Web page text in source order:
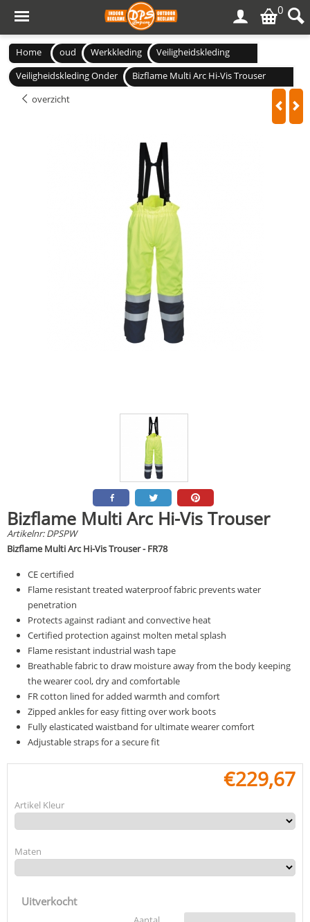
0
Home oud Werkkleding
Veiligheidskleding
Veiligheidskleding Onder
Bizflame Multi Arc Hi-Vis Trouser
overzicht
Bizflame Multi Arc Hi-Vis Trouser
Artikelnr: DPSPW
Bizflame Multi Arc Hi-Vis Trouser - FR78
CE certified
Flame resistant treated waterproof fabric prevents water
penetration
Protects against radiant and convective heat
Certified protection against molten metal splash
Flame resistant industrial wash tape
Breathable fabric to draw moisture away from the body keeping
the wearer cool, dry and comfortable
FR cotton lined for added warmth and comfort
Zipped ankles for easy fitting over work boots
Fully elasticated waistband for ultimate wearer comfort
Adjustable straps for a secure fit
€229,67
Artikel Kleur
Maten
Uitverkocht